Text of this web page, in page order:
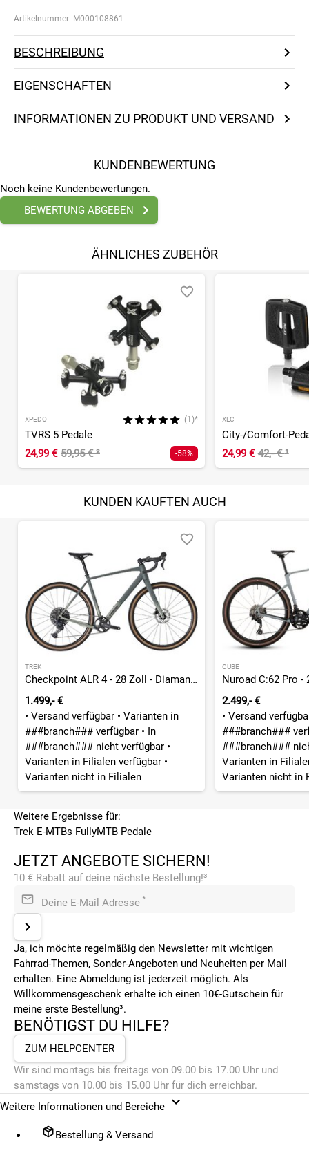
Artikelnummer: M000108861
BESCHREIBUNG
EIGENSCHAFTEN
INFORMATIONEN ZU PRODUKT UND VERSAND
KUNDENBEWERTUNG
Noch keine Kundenbewertungen.
BEWERTUNG ABGEBEN
ÄHNLICHES ZUBEHÖR
XPEDO (1)*
TVRS 5 Pedale
24,99 € 59,95 €² -58%
XLC
City-/Comfort-
24,99 € 42,- €¹
KUNDEN KAUFTEN AUCH
TREK
Checkpoint ALR 4 - 28 Zoll - Diamant - 2027
1.499,- €
• Versand verfügbar • Varianten in
###branch### verfügbar • In
###branch### nicht verfügbar •
Varianten in Filialen verfügbar •
Varianten nicht in Filialen
CUBE
2.499,- €
• Versand
###branch###
###branch###
Varianten in
Varianten nicht in
Weitere Ergebnisse für:
Trek E-MTBs FullyMTB Pedale
JETZT ANGEBOTE SICHERN!
10 € Rabatt auf deine nächste Bestellung!³
Deine E-Mail Adresse *
Ja, ich möchte regelmäßig den Newsletter mit wichtigen
Fahrrad-Themen, Sonder-Angeboten und Neuheiten per Mail
erhalten. Eine Abmeldung ist jederzeit möglich. Als
Willkommensgeschenk erhalte ich einen 10€-Gutschein für
meine erste Bestellung³.
BENÖTIGST DU HILFE?
ZUM HELPCENTER
Wir sind montags bis freitags von 09.00 bis 17.00 Uhr und
samstags von 10.00 bis 15.00 Uhr für dich erreichbar.
Weitere Informationen und Bereiche
Bestellung & Versand